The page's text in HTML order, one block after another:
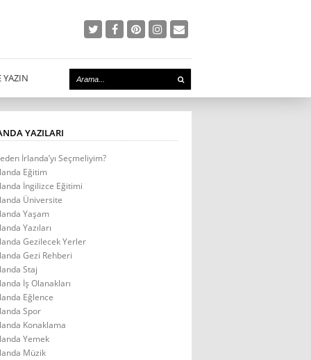
YAZIN
YAZILARI
İrlanda’yı Seçmeliyim?
Eğitim
İngilizce Eğitimi
Üniversite
Yaşam
Yazıları
Gezilecek Yerler
Gezi Rehberi
Staj
İş Olanakları
Eğlence
Spor
Konaklama
Yemek
Müzik